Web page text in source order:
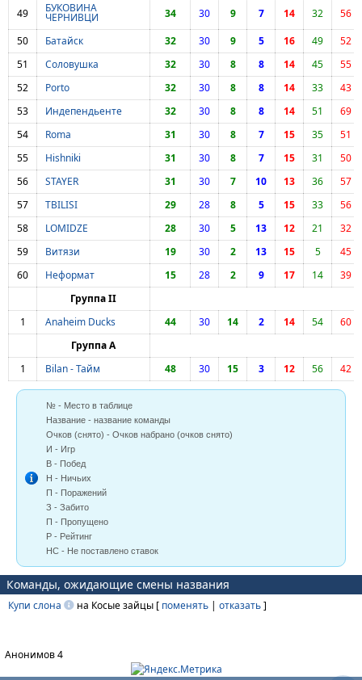
49
БУКОВИНА
ЧЕРНИВЦИ 34 30 9 7 14 32
56
50
Батайск 32 30 9 5 16 49
52
51
Соловушка 32 30 8 8 14 45
55
52
Porto 32 30 8 8 14 33
43
53
Индепендьенте 32 30 8 8 14 51
69
54
Roma 31 30 8 7 15 35
51
55
Hishniki 31 30 8 7 15 31
50
56
STAYER 31 30 7 10 13 36
57
57
TBILISI 29 28 8 5 15 33
56
58
LOMIDZE 28 30 5 13 12 21
32
59
Витязи 19 30 2 13 15 5
45
60
Неформат 15 28 2 9 17 14
39
Группа II
1
Anaheim Ducks 44 30 14 2 14 54
60
Группа А
1
Bilan - Тайм 48 30 15 3 12 56 42
№ - Место в таблице
Название - название команды
Очков (снято) - Очков набрано (очков снято)
И - Игр
В - Побед
Н - Ничьих
П - Поражений
З - Забито
П - Пропущено
Р - Рейтинг
НС - Не поставлено ставок
Команды, ожидающие смены названия
Купи слона на Косые зайцы [ поменять | отказать]
Анонимов 4